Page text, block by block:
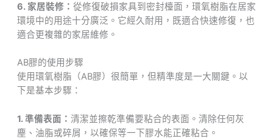
6. 家居裝修： 從修復破損家具到密封檯面，環氧樹脂在居家
環境中的用途十分廣泛。它經久耐用，既適合快速修復，也
適合更複雜的家居維修。
AB膠的使用步驟
使用環氧樹脂（AB膠）很簡單，但精準度是一大關鍵。以
下是基本步驟：
1. 準備表面： 清潔並擦乾準備要粘合的表面。清除任何灰
塵、油脂或碎屑，以確保等一下膠水能正確粘合。